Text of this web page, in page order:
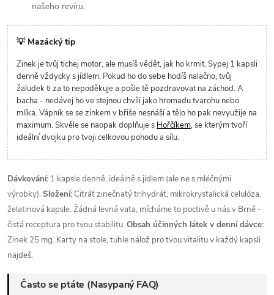
našeho revíru.
💡 Mazácký tip
Zinek je tvůj tichej motor, ale musíš vědět, jak ho krmit. Sypej 1 kapsli
denně vždycky s jídlem. Pokud ho do sebe hodíš nalačno, tvůj
žaludek ti za to nepoděkuje a pošle tě pozdravovat na záchod. A
bacha - nedávej ho ve stejnou chvíli jako hromadu tvarohu nebo
mlíka. Vápník se se zinkem v břiše nesnáší a tělo ho pak nevyužije na
maximum. Skvěle se naopak doplňuje s Hořčíkem, se kterým tvoří
ideální dvojku pro tvoji celkovou pohodu a sílu.
Dávkování: 1 kapsle denně, ideálně s jídlem (ale ne s mléčnými
výrobky).Složení: Citrát zinečnatý trihydrát, mikrokrystalická celulóza,
želatinová kapsle. Žádná levná vata, mícháme to poctivě u nás v Brně -
čistá receptura pro tvou stabilitu.Obsah účinných látek v denní dávce:
Zinek 25 mg. Karty na stole, tuhle nálož pro tvou vitalitu v každý kapsli
najdeš.
Často se ptáte (Nasypaný FAQ)